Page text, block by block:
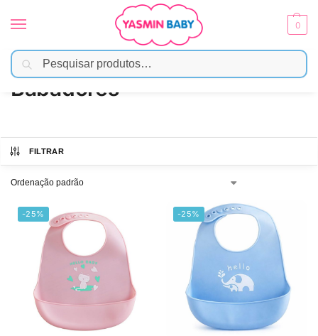
0
Início Alimentação / Babadores
Babadores
FILTRAR
-25% -25%